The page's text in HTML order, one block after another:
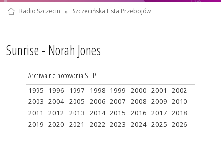
Radio Szczecin » Szczecińska Lista Przebojów
Sunrise - Norah Jones
Archiwalne notowania SLIP
1995 1996 1997 1998 1999 2000 2001
2002
2003 2004 2005 2006 2007 2008 2009 2010
2011
2012 2013 2014 2015 2016 2017 2018
2019 2020 2021 2022 2023 2024 2025 2026